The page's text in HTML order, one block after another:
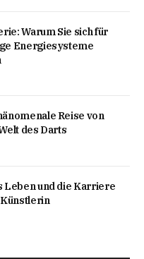
Warum Sie sich für
Energiesysteme
Reise von
des Darts
Leben und die Karriere